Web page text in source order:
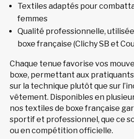
Textiles adaptés pour
femmes
Qualité professionnelle,
boxe française (Clichy SB et
Chaque tenue favorise vos
boxe, permettant aux
sur la technique plutôt que sur
vêtement. Disponibles en
nos textiles de boxe française
sportif et professionnel, que ce
ou en compétition officielle.